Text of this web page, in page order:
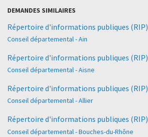
DEMANDES SIMILAIRES
Répertoire d'informations publiques (RIP)
Conseil départemental - Ain
Répertoire d'informations publiques (RIP)
Conseil départemental - Aisne
Répertoire d'informations publiques (RIP)
Conseil départemental - Allier
Répertoire d'informations publiques (RIP)
Conseil départemental - Bouches-du-Rhône